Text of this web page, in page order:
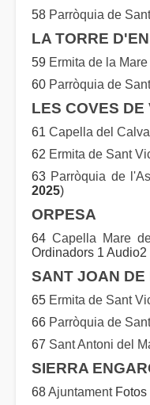
58 Parròquia de
LA TORRE
59 Ermita de la
60 Parròquia de
LES COVES DE
61 Capella del
62 Ermita de Sant
63 Parròquia de
2025)
ORPESA
64Capella Mare
Ordinadors 1 Audio2
SANT JOAN DE
65 Ermita de Sant
66 Parròquia de
67 Sant Antoni del
SIERRA
68AjuntamentFotos